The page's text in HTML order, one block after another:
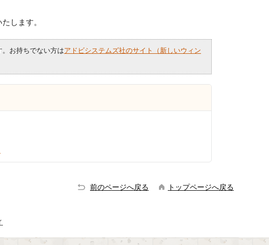
します。
お持ちでない方はアドビシステムズ社のサイト（新しいウィン
前のページへ戻る トップページへ戻る